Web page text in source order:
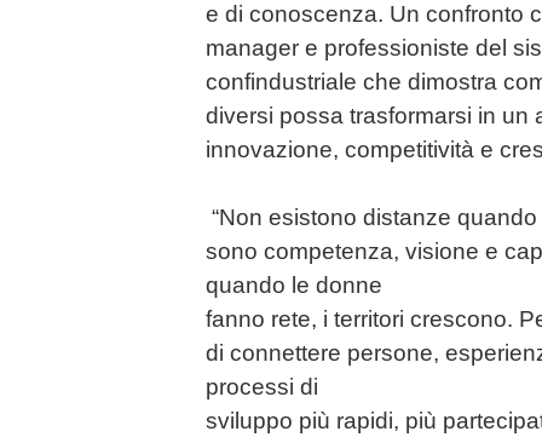
e di conoscenza. Un confronto
manager e professioniste del
confindustriale che dimostra
diversi possa trasformarsi in un
innovazione, competitività e
“Non esistono distanze
sono competenza, visione e
quando le donne
fanno rete, i territori crescono.
di connettere persone,
processi di
sviluppo più rapidi, più